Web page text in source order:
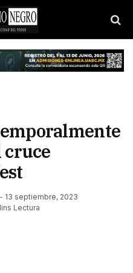
cruce
13 septiembre, 2023
Lectura